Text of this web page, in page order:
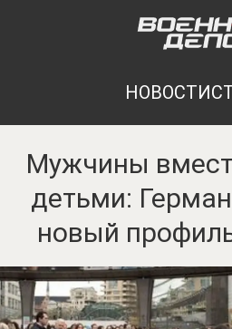
НОВОСТИ
Мужчины
детьми:
новый